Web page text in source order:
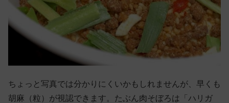
ちょっと写真では分かりにくいかもしれませんが、早くも
胡麻（粒）が視認できます。たぶん肉そぼろは「ハリガ